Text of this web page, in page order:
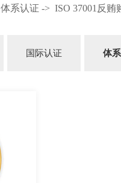
体系认证 -> ISO 37001反
国际认证 体